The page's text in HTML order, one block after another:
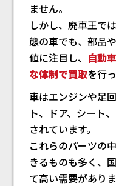
ません。
しかし、廃車王で
態の車でも、部品
値に注目し、 自動
な体制で買取を行
車はエンジンや足
ト、ドア、シート
されています。
これらのパーツの
きるものも多く、
て高い需要がありま